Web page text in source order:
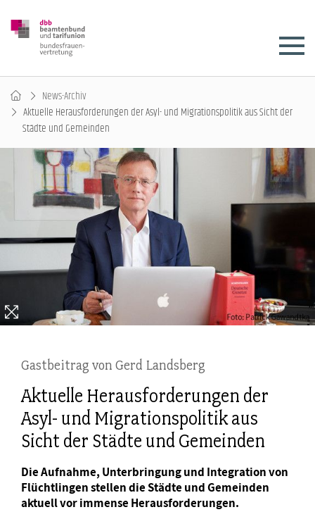
News-Archiv
Aktuelle Herausforderungen der Asyl- und Migrationspolitik aus Sicht der
Städte und Gemeinden
Gastbeitrag von Gerd Landsberg
Aktuelle Herausforderungen der
Asyl- und Migrationspolitik aus
Sicht der Städte und Gemeinden
Die Aufnahme, Unterbringung und Integration von
Flüchtlingen stellen die Städte und Gemeinden
aktuell vor immense Herausforderungen.